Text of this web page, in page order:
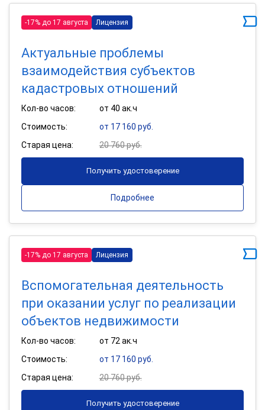
-17% до 17 августа Лицензия
Актуальные проблемы
взаимодействия субъектов
кадастровых отношений
Кол-во часов:
от 40 ак.ч
Стоимость:
от 17 160 руб.
Старая цена:
20 760 руб.
Получить удостоверение
Подробнее
-17% до 17 августа Лицензия
Вспомогательная деятельность
при оказании услуг по реализации
объектов недвижимости
Кол-во часов:
от 72 ак.ч
Стоимость:
от 17 160 руб.
Старая цена:
20 760 руб.
Получить удостоверение